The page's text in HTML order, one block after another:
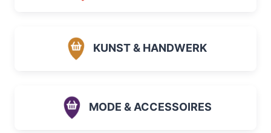
KUNST & HANDWERK
MODE & ACCESSOIRES